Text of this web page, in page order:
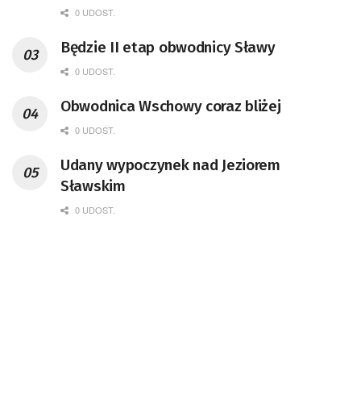
0 UDOST.
Będzie II etap obwodnicy Sławy
0 UDOST.
Obwodnica Wschowy coraz bliżej
0 UDOST.
Udany wypoczynek nad Jeziorem
Sławskim
0 UDOST.